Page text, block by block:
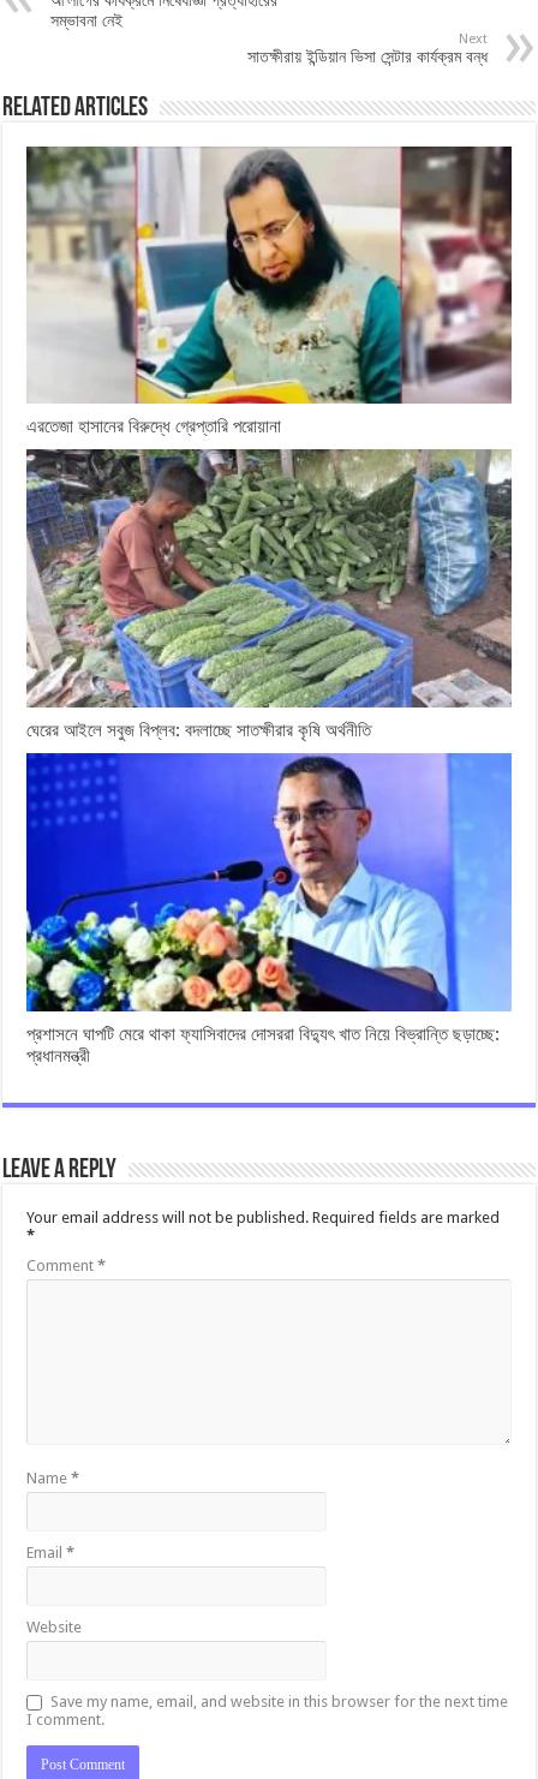
সম্ভাবনা নেই
Next
সাতক্ষীরায় ইন্ডিয়ান ভিসা সেন্টার কার্যক্রম বন্ধ
Related Articles
এরতেজা হাসানের বিরুদ্ধে গ্রেপ্তারি পরোয়ানা
ঘেরের আইলে সবুজ বিপ্লব: বদলাচ্ছে সাতক্ষীরার কৃষি অর্থনীতি
প্রশাসনে ঘাপটি মেরে থাকা ফ্যাসিবাদের দোসররা বিদ্যুৎ খাত নিয়ে বিভ্রান্তি ছড়াচ্ছে:
প্রধানমন্ত্রী
Leave a Reply
Your email address will not be published. Required fields are marked
*
Comment*
Name*
Email*
Website
Save my name, email, and website in this browser for the next time
I comment.